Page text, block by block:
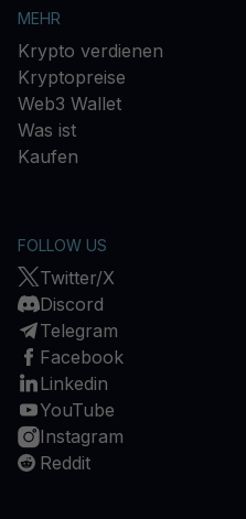
MEHR
Krypto verdienen
Kryptopreise
Web3 Wallet
Was ist
Kaufen
FOLLOW US
Twitter/X
Discord
Telegram
Facebook
Linkedin
YouTube
Instagram
Reddit